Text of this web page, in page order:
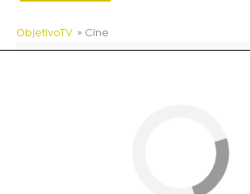
ObjetivoTV » Cine